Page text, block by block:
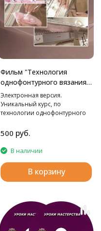
Фильм "Технология
однофонтурного вязания
на вязальной машине LK-
150. Уроки мастерства."
Электронная версия.
Уникальный курс, по
технологии однофонтурного
500 руб.
В наличии
В корзину